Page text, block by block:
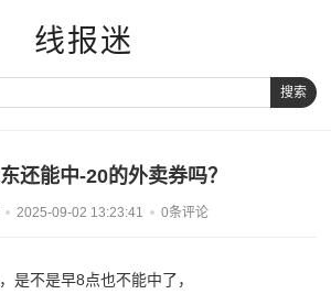
线报迷
搜索
还能中-20的外卖券吗？
2025-09-02 13:23:41 0条评论
是不是早8点也不能中了，